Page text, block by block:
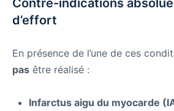
Contre-indications
d’effort
En présence de l’une de ces
pas être réalisé :
Infarctus aigu du myocarde